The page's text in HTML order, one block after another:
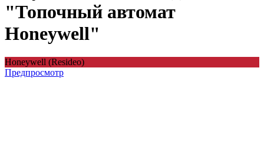
"Топочный автомат
Honeywell"
Honeywell (Resideo)
Предпросмотр